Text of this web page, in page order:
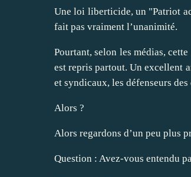
Une loi liberticide, un "Patriot
fait pas vraiment l’unanimité.
Pourtant, selon les médias,
est repris partout. Un excellent
et syndicaux, les défenseurs
Alors ?
Alors regardons d’un peu plus
Question : Avez-vous entendu